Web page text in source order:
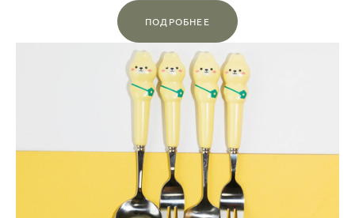
ПОДРОБНЕЕ